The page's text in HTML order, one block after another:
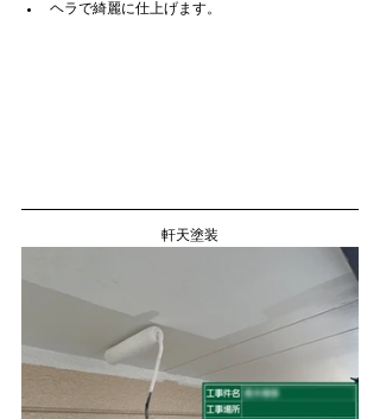
ヘラで綺麗に仕上げます。
軒天塗装